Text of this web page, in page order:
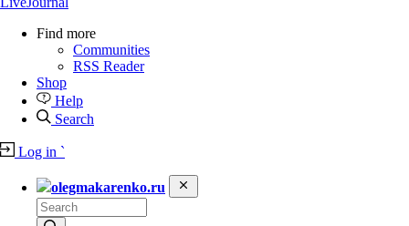
Find more
Communities
RSS Reader
Shop
Help
Search
Log in `
olegmakarenko.ru